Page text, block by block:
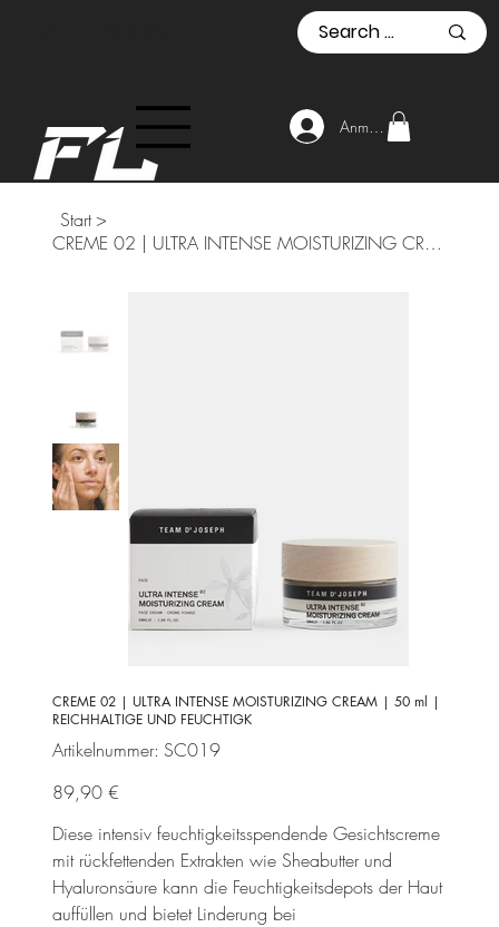
Anmelden
Start >
CREME 02 | ULTRA INTENSE MOISTURIZING CREAM | 50 ml | REICHHALTIGE UND FEUCHTIGK
CREME 02 | ULTRA INTENSE MOISTURIZING CREAM | 50 ml |
REICHHALTIGE UND FEUCHTIGK
Artikelnummer:
Artikelnummer:
SC019
SC019
Preis
89,90 €
Diese intensiv feuchtigkeitsspendende Gesichtscreme
mit rückfettenden Extrakten wie Sheabutter und
Hyaluronsäure kann die Feuchtigkeitsdepots der Haut
auffüllen und bietet Linderung bei